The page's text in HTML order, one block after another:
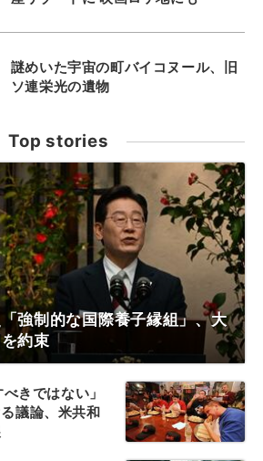
謎めいた宇宙の町バイコヌール、旧
ソ連栄光の遺物
Top stories
強制的な国際養子縁組」、大
約束
きではない」
議論、米共和